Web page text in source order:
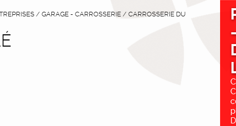
/ GARAGE - CARROSSERIE / CARROSSERIE DU